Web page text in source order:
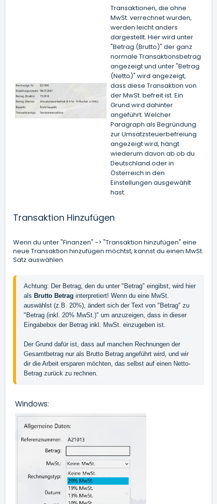
Transaktionen, die ohne
MwSt. verrechnet wurden,
werden leicht anders
dargestellt. Hier wird unter
"Betrag (Brutto)" der ganz
normale Transaktionsbetrag
angezeigt und unter "Betrag
(Netto)" wird angezeigt,
dass diese Transaktion von
der MwSt. befreit ist. Ein
Grund wird dahinter
angeführt. Welcher
Paragraph als Begründung
zur Umsatzsteuerbefreiung
angezeigt wird, hängt
wiederum davon ab ob du
Deutschland oder in
Österreich in den
Einstellungen ausgewählt
hast.
Transaktion Hinzufügen
Wenn du unter "Finanzen" -> "Transaktion hinzufügen" eine
neue Transaktion hinzufügen möchtst, kannst du einen MwSt.
Satz auswählen.
Achtung: Der Betrag, den du unter "Betrag" eingibst, wird hier
als Brutto Betrag interpretiert! Wenn du eine MwSt.
auswählst (z.B. 20%), ändert sich der Text von "Betrag" zu
"Betrag (inkl. 20% MwSt.)" um anzuzeigen, dass in dieser
Eingabebox der Betrag inkl. MwSt. einzugeben ist.
Der Grund dafür ist, dass auf manchen Rechnungen der
Gesamtbetrag nur als Brutto Betrag angeführt wird, und wir
dir die Arbeit ersparen möchten, das selbst auf einen Netto-
Betrag zurück zu rechnen.
Windows: